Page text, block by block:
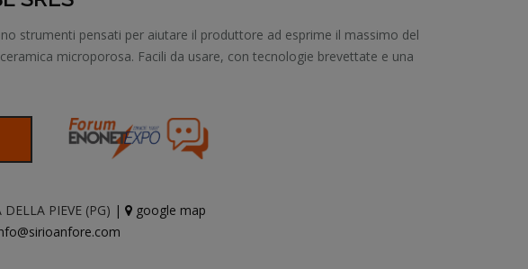
strumenti pensati per aiutare il produttore ad esprime il massimo del
microporosa. Facili da usare, con tecnologie brevettate e una
PIEVE (PG) |
google map